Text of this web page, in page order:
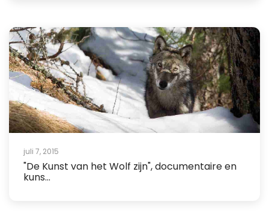
juli 7, 2015
"De Kunst van het Wolf zijn", documentaire en
kuns...